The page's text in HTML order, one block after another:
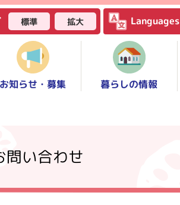
標準 拡大 Languages
お知らせ・募集 暮らしの情報
問い合わせ